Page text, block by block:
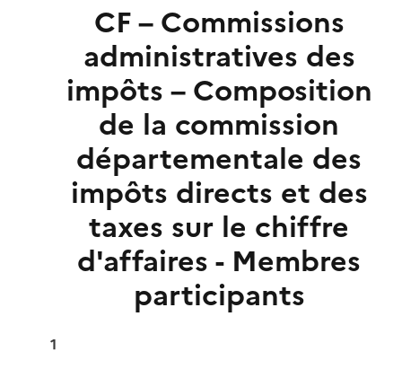
CF – Commissions
administratives des
impôts – Composition
de la commission
départementale des
impôts directs et des
taxes sur le chiffre
d'affaires - Membres
participants
1